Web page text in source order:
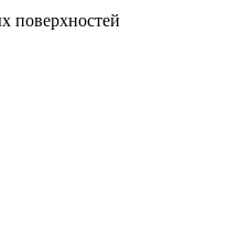
поверхностей